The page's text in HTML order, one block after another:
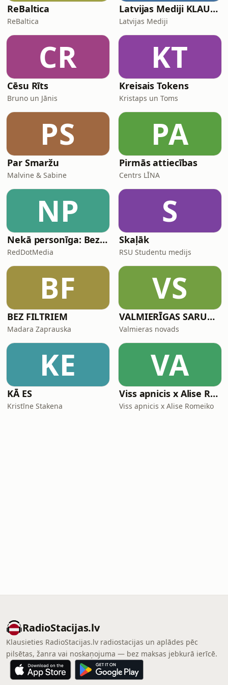
ReBaltica
ReBaltica
Latvijas Mediji KLAUSIES!
Latvijas Mediji
CR
Cēsu Rīts
Bruno un Jānis
KT
Kreisais Tokens
Kristaps un Toms
PS
Par Smaržu
Malvine & Sabine
PA
Pirmās attiecības
Centrs LĪNA
NP
Nekā personīga: Bez protokola
RedDotMedia
S
Skaļāk
RSU Studentu medijs
BF
BEZ FILTRIEM
Madara Zaprauska
VS
VALMIERĪGAS SARUNAS
Valmieras novads
KE
KĀ ES
Kristīne Stakena
VA
Viss apnicis x Alise Romeiko
Viss apnicis x Alise Romeiko
RadioStacijas.lv
Klausieties RadioStacijas.lv radiostacijas un aplādes pēc
pilsētas, žanra vai noskaņojuma — bez maksas jebkurā ierīcē.